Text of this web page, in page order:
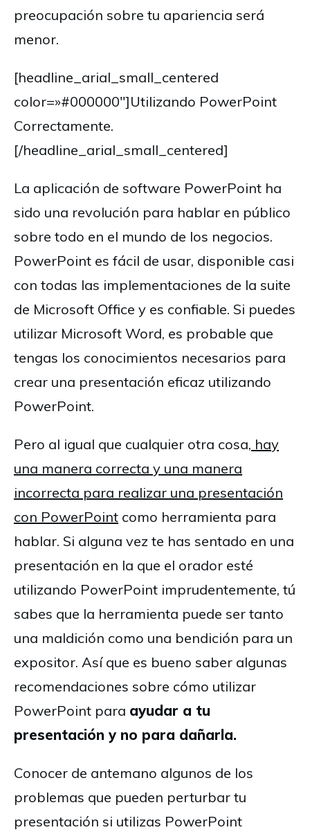
preocupación sobre tu apariencia será
menor.
[headline_arial_small_centered
color=»#000000″]Utilizando PowerPoint
Correctamente.
[/headline_arial_small_centered]
La aplicación de software PowerPoint ha
sido una revolución para hablar en público
sobre todo en el mundo de los negocios.
PowerPoint es fácil de usar, disponible casi
con todas las implementaciones de la suite
de Microsoft Office y es confiable. Si puedes
utilizar Microsoft Word, es probable que
tengas los conocimientos necesarios para
crear una presentación eficaz utilizando
PowerPoint.
Pero al igual que cualquier otra cosa, hay
una manera correcta y una manera
incorrecta para realizar una presentación
con PowerPoint como herramienta para
hablar. Si alguna vez te has sentado en una
presentación en la que el orador esté
utilizando PowerPoint imprudentemente, tú
sabes que la herramienta puede ser tanto
una maldición como una bendición para un
expositor. Así que es bueno saber algunas
recomendaciones sobre cómo utilizar
PowerPoint para ayudar a tu
presentación y no para dañarla.
Conocer de antemano algunos de los
problemas que pueden perturbar tu
presentación si utilizas PowerPoint